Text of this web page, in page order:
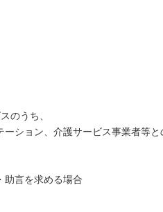
のうち、
ーション、介護サービス事業者等と
助言を求める場合